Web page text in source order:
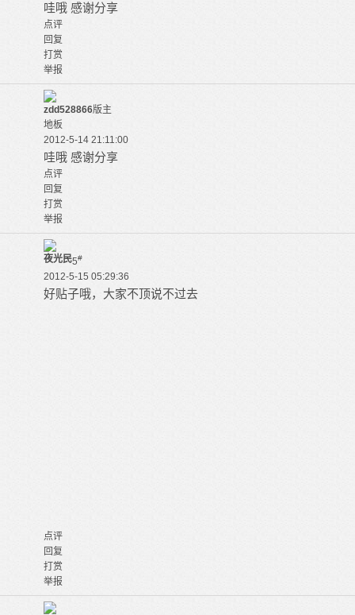
哇哦 感谢分享
点评
回复
打赏
举报
zdd528866版主
地板
2012-5-14 21:11:00
哇哦 感谢分享
点评
回复
打赏
举报
夜光民5#
2012-5-15 05:29:36
好贴子哦，大家不顶说不过去
点评
回复
打赏
举报